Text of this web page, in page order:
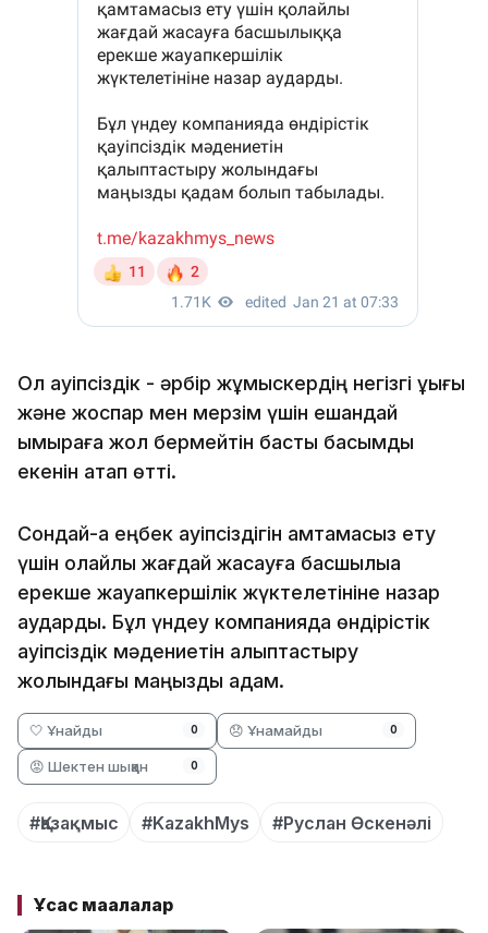
Ол қауіпсіздік - әрбір жұмыскердің негізгі құқығы
және жоспар мен мерзім үшін ешқандай
ымыраға жол бермейтін басты басымдық
екенін атап өтті.
Сондай-ақ еңбек қауіпсіздігін қамтамасыз ету
үшін қолайлы жағдай жасауға басшылыққа
ерекше жауапкершілік жүктелетініне назар
аударды. Бұл үндеу компанияда өндірістік
қауіпсіздік мәдениетін қалыптастыру
жолындағы маңызды қадам.
🤍 Ұнайды 0 😞 Ұнамайды 0
😡 Шектен шыққан 0
#Қазақмыс #KazakhMys #Руслан Өскенәлі
Ұқсас мақалалар